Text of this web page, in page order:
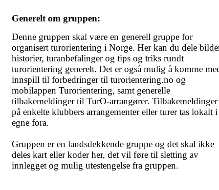
Generelt om gruppen:
Denne gruppen skal være en generell gruppe for
organisert turorientering i Norge. Her kan du dele
historier, turanbefalinger og tips og triks rundt
turorientering generelt. Det er også mulig å komme
innspill til forbedringer til turorientering.no og
mobilappen Turorientering, samt generelle
tilbakemeldinger til TurO-arrangører. Tilbakemeldinger
på enkelte klubbers arrangementer eller turer tas lokalt i
egne fora.
Gruppen er en landsdekkende gruppe og det skal ikke
deles kart eller koder her, det vil føre til sletting av
innlegget og mulig utestengelse fra gruppen.